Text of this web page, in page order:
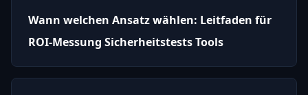
Wann welchen Ansatz wählen: Leitfaden für
ROI-Messung Sicherheitstests Tools